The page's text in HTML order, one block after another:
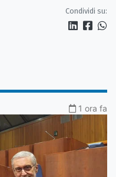
Condividi su:
1 ora fa